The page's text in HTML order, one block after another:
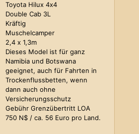
Toyota Hilux 4x4
Double Cab 3L
Kräftig
Muschelcamper
2,4 x 1,3m
Dieses Model ist für ganz
Namibia und Botswana
geeignet, auch für Fahrten in
Trockenflussbetten, wenn
dann auch ohne
Versicherungsschutz
Gebühr Grenzübertritt LOA
750 N$ / ca. 56 Euro pro Land.